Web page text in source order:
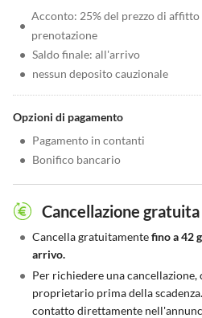
•
Acconto: 25% del prezzo di
prenotazione
• Saldo finale: all'arrivo
• nessun deposito cauzionale
Opzioni di pagamento
• Pagamento in contanti
• Bonifico bancario
Cancellazione gratuita
• Cancella gratuitamentefino a 42
arrivo.
• Per richiedere una
proprietario prima della
contatto direttamente